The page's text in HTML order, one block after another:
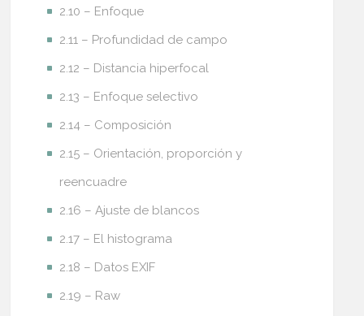
2.10 – Enfoque
2.11 – Profundidad de campo
2.12 – Distancia hiperfocal
2.13 – Enfoque selectivo
2.14 – Composición
2.15 – Orientación, proporción y
reencuadre
2.16 – Ajuste de blancos
2.17 – El histograma
2.18 – Datos EXIF
2.19 – Raw